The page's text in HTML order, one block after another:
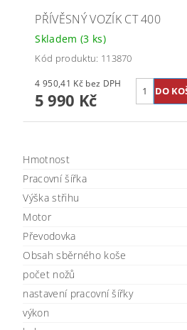
PŘÍVĚSNÝ VOZÍK CT 400
Skladem (3 ks)
Kód produktu: 113870
4 950,41 Kč bez DPH
5 990 Kč
Hmotnost
Pracovní šířka
Výška střihu
Motor
Převodovka
Obsah sběrného koše
počet nožů
nastavení pracovní šířky
výkon